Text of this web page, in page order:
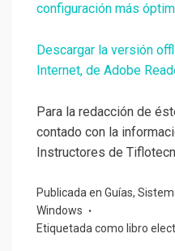
configuración más
Descargar la versión
Internet, de Adobe
Para la redacción de
contado con la
Instructores de
Publicada en Guías,
Windows
Etiquetada como libro